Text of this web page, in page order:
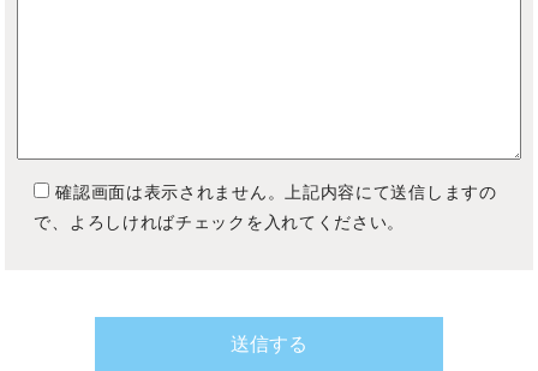
確認画面は表示されません。上記内容にて送信しますの
で、よろしければチェックを入れてください。